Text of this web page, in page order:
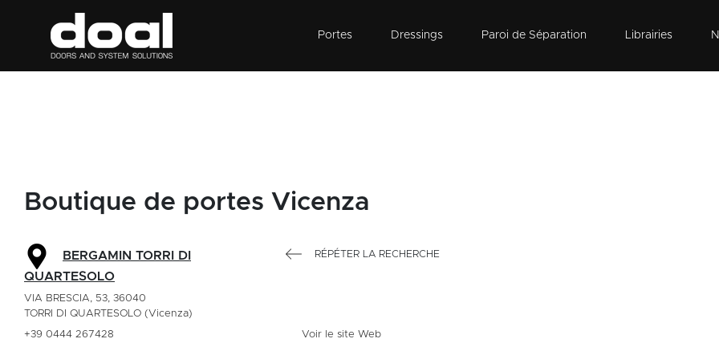
Portes Dressings Paroi de Séparation Librairies
Boutique de portes Vicenza
BERGAMIN TORRI DI
QUARTESOLO
RÉPÉTER LA RECHERCHE
VIA BRESCIA, 53, 36040
TORRI DI QUARTESOLO (Vicenza)
+39 0444 267428 Voir le site Web